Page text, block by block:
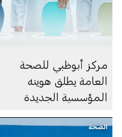
مركز أبوظبي للصحة
العامة يطلق هويته
المؤسسية الجديدة
الصحة